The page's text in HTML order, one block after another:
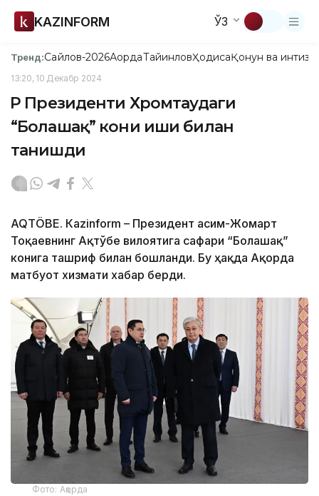
KAZINFORM ЎЗ
Тренд:Сайлов-2026АқордаТайинловҲодисаҚонун ва
13:20, 10 Декабр 2024
ҚР Президенти Хромтаудаги
“Болашақ” кони иши билан
танишди
AQTÖBE. Кazinform – Президент Қасим-Жомарт
Тоқаевнинг Ақтўбе вилоятига сафари “Болашақ”
конига ташриф билан бошланди. Бу ҳақда Ақорда
матбуот хизмати хабар берди.
Фото: Ақорда